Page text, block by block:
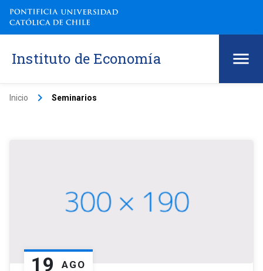
Instituto de Economía
Inicio keyboard_arrow_right Seminarios
19 AGO